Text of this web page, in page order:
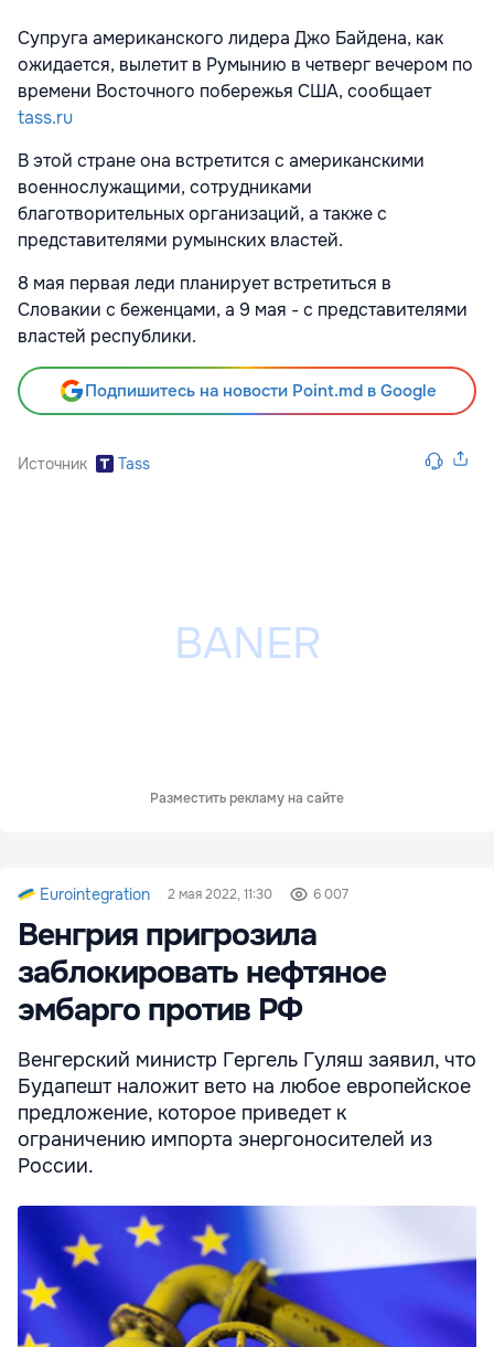
Супруга американского лидера Джо Байдена, как
ожидается, вылетит в Румынию в четверг вечером по
времени Восточного побережья США, сообщает
tass.ru
В этой стране она встретится с американскими
военнослужащими, сотрудниками
благотворительных организаций, а также с
представителями румынских властей.
8 мая первая леди планирует встретиться в
Словакии с беженцами, а 9 мая - с представителями
властей республики.
Подпишитесь на новости Point.md в Google
Источник Tass
Разместить рекламу на сайте
Eurointegration 2 мая 2022, 11:30 6 007
Венгрия пригрозила
заблокировать нефтяное
эмбарго против РФ
Венгерский министр Гергель Гуляш заявил, что
Будапешт наложит вето на любое европейское
предложение, которое приведет к
ограничению импорта энергоносителей из
России.